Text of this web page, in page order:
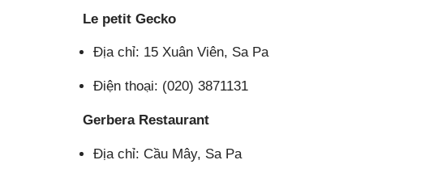
Le petit Gecko
Địa chỉ: 15 Xuân Viên, Sa Pa
Điện thoại: (020) 3871131
Gerbera Restaurant
Địa chỉ: Cầu Mây, Sa Pa